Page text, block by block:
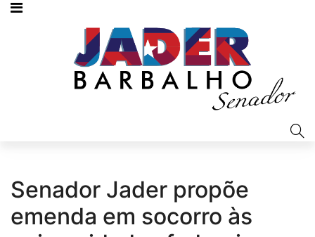
Senador Jader propõe
emenda em socorro às